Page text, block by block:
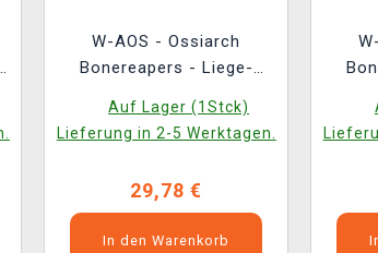
W-AOS - Ossiarch
Bonereapers - Liege-
Auf Lager (1Stck)
Lieferung in 2-5 Werktagen.
29,78 €
In den Warenkorb